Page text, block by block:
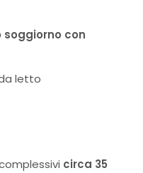
soggiorno con
letto
circa 35